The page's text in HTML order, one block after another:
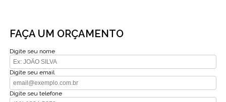
FAÇA UM ORÇAMENTO
Digite seu nome
Digite seu email
Digite seu telefone